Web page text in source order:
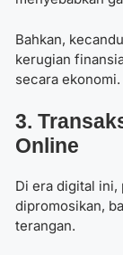
Bahkan,
kerugian
secara ekonomi.
3.
Online
Di era digital ini,
dipromosikan,
terangan.